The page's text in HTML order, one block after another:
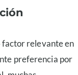
factor relevante en
preferencia por